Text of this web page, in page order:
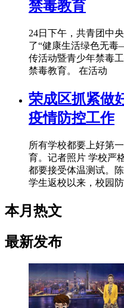
禁毒教育
24日下午，共青团中
了“健康生活绿色无
传活动暨青少年禁毒
禁毒教育。 在活动
荣成区抓紧做
疫情防控工作
所有学校都要上好第
育。记者照片 学校严
都要接受体温测试。
学生返校以来，校园防
本月热文
最新发布